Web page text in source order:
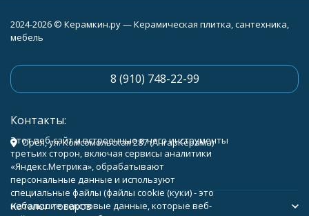
2024-2026 © Керамкин.ру — Керамическая плитка, сантехника,
мебель
8 (910) 748-22-99
Контакты:
Орёл, ул. Комсомольская 287 (АнгарКерама)
Каталог товаров
Этот веб-сайт и встроенные в него инструменты
третьих сторон, включая сервисы аналитики
«Яндекс.Метрика», обрабатывают
персональные данные и используют
специальные файлы (файлы cookie (куки) - это
небольшие текстовые данные, которые веб-